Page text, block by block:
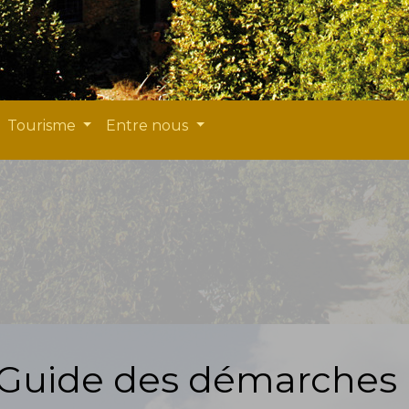
Tourisme Entre nous
des démarches